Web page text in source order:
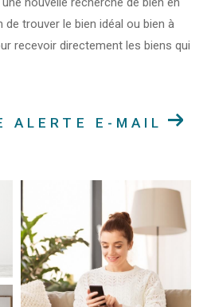
trouver le bien idéal ou bien à
recevoir directement les biens qui
ALERTE E-MAIL